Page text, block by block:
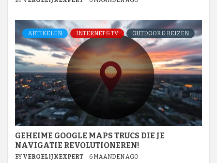
ARTIKELEN INTERNET & TV OUTDOOR & REIZEN
GEHEIME GOOGLE MAPS TRUCS DIE JE
NAVIGATIE REVOLUTIONEREN!
BY VERGELIJKEXPERT 6 MAANDEN AGO